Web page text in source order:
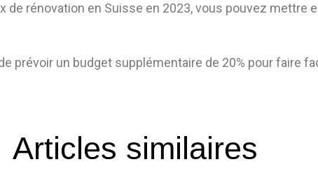
de rénovation en Suisse en 2023, vous pouvez mettre
prévoir un budget supplémentaire de 20% pour faire
Articles similaires